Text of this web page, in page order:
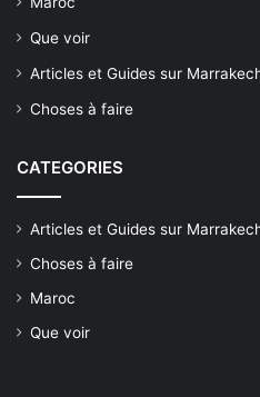
Que voir
Articles et Guides sur
Choses à faire
CATEGORIES
Articles et Guides sur
Choses à faire
Maroc
Que voir